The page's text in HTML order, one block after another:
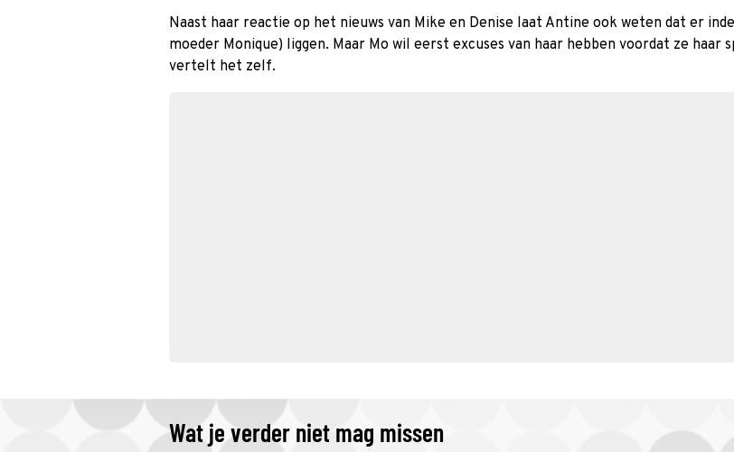
Naast haar reactie op het nieuws van Mike en Denise laat Antine ook weten dat er
moeder Monique) liggen. Maar Mo wil eerst excuses van haar hebben voordat ze
vertelt het zelf.
Wat je verder niet mag missen